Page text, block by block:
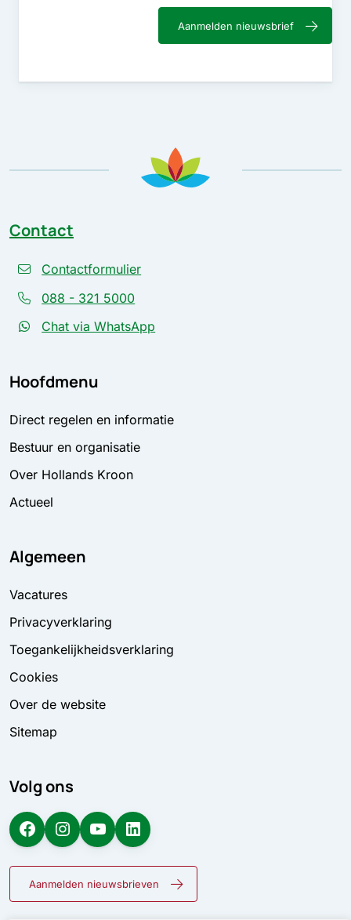
Aanmelden nieuwsbrief
Contact
Contactformulier
088 - 321 5000
Chat via WhatsApp
Hoofdmenu
Direct regelen en informatie
Bestuur en organisatie
Over Hollands Kroon
Actueel
Algemeen
Vacatures
Privacyverklaring
Toegankelijkheidsverklaring
Cookies
Over de website
Sitemap
Volg ons
Facebook Instagram YouTube LinkedIn
Aanmelden nieuwsbrieven